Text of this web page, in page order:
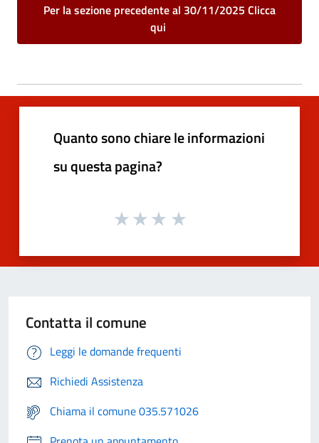
Per la sezione precedente al 30/11/2025 Clicca
qui
Quanto sono chiare le informazioni
su questa pagina?
Contatta il comune
Leggi le domande frequenti
Richiedi Assistenza
Chiama il comune 035.571026